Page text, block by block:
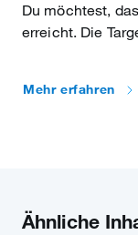
Du möchtest,
erreicht. Die
Mehr erfahren
Ähnliche